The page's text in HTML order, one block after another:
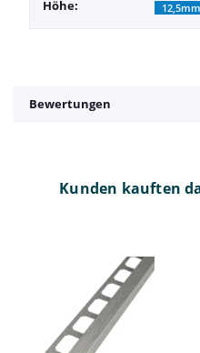
Höhe: 12,5mm
Bewertungen
Kunden kauften